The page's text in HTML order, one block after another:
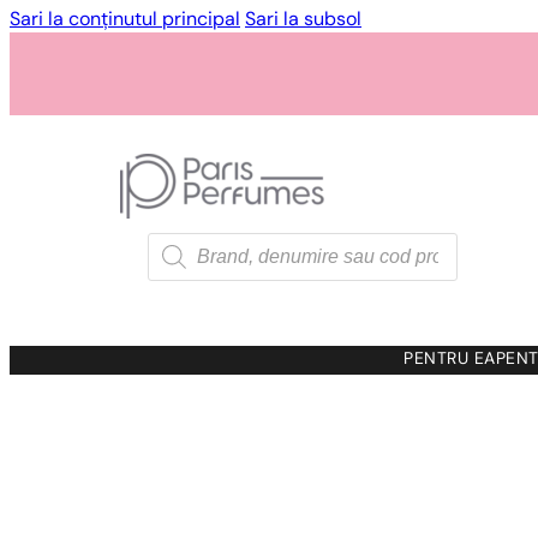
Sari la conținutul principal Sari la subsol
…
Products
search
PENTRU EA